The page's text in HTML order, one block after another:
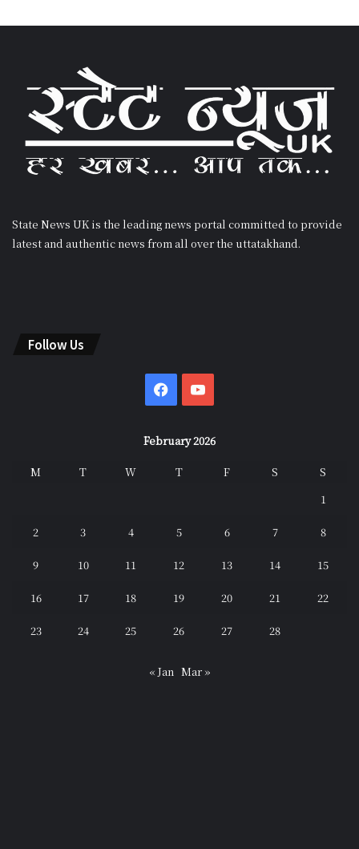
State News UK is the leading news portal committed to provide
latest and authentic news from all over the uttatakhand.
Follow Us
Facebook
February 2026
M T W T F S
S
1
2 3 4 5 6 7 8
9 10 11 12 13 14 15
16 17 18 19 20 21 22
23 24 25 26 27 28
« Jan Mar »